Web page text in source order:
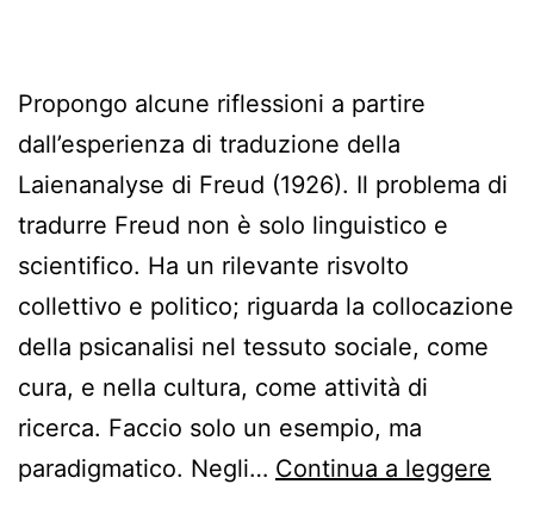
Propongo alcune riflessioni a partire
dall’esperienza di traduzione della
Laienanalyse di Freud (1926). Il problema di
tradurre Freud non è solo linguistico e
scientifico. Ha un rilevante risvolto
collettivo e politico; riguarda la collocazione
della psicanalisi nel tessuto sociale, come
cura, e nella cultura, come attività di
ricerca. Faccio solo un esempio, ma
paradigmatico. Negli… Continua a leggere